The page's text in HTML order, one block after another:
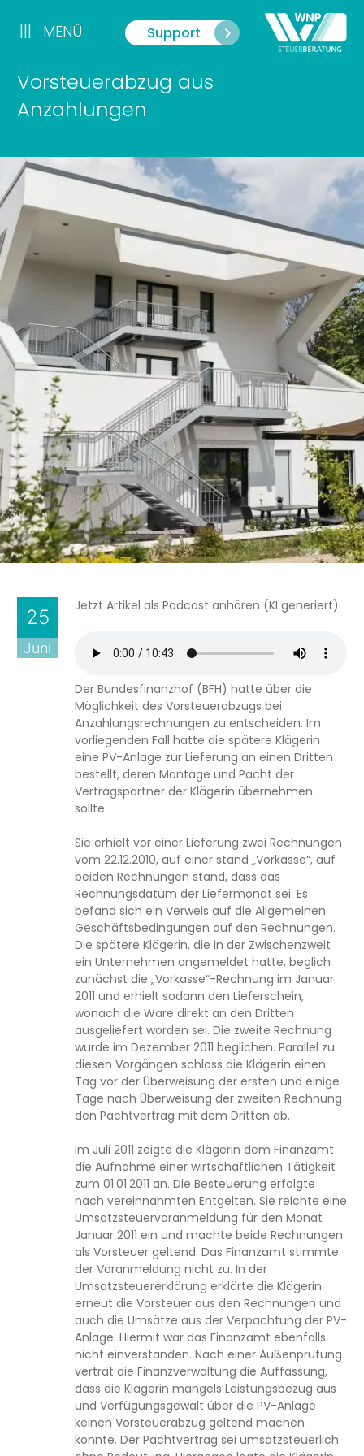
Inhalt
springen
Support
||| MENÜ
Vorsteuerabzug aus
Anzahlungen
25
Juni
Jetzt Artikel als Podcast anhören (KI generiert):
Der Bundesfinanzhof (BFH) hatte über die
Möglichkeit des Vorsteuerabzugs bei
Anzahlungsrechnungen zu entscheiden. Im
vorliegenden Fall hatte die spätere Klägerin
eine PV-Anlage zur Lieferung an einen Dritten
bestellt, deren Montage und Pacht der
Vertragspartner der Klägerin übernehmen
sollte.
Sie erhielt vor einer Lieferung zwei Rechnungen
vom 22.12.2010, auf einer stand „Vorkasse“, auf
beiden Rechnungen stand, dass das
Rechnungsdatum der Liefermonat sei. Es
befand sich ein Verweis auf die Allgemeinen
Geschäftsbedingungen auf den Rechnungen.
Die spätere Klägerin, die in der Zwischenzweit
ein Unternehmen angemeldet hatte, beglich
zunächst die „Vorkasse“-Rechnung im Januar
2011 und erhielt sodann den Lieferschein,
wonach die Ware direkt an den Dritten
ausgeliefert worden sei. Die zweite Rechnung
wurde im Dezember 2011 beglichen. Parallel zu
diesen Vorgängen schloss die Klägerin einen
Tag vor der Überweisung der ersten und einige
Tage nach Überweisung der zweiten Rechnung
den Pachtvertrag mit dem Dritten ab.
Im Juli 2011 zeigte die Klägerin dem Finanzamt
die Aufnahme einer wirtschaftlichen Tätigkeit
zum 01.01.2011 an. Die Besteuerung erfolgte
nach vereinnahmten Entgelten. Sie reichte eine
Umsatzsteuervoranmeldung für den Monat
Januar 2011 ein und machte beide Rechnungen
als Vorsteuer geltend. Das Finanzamt stimmte
der Voranmeldung nicht zu. In der
Umsatzsteuererklärung erklärte die Klägerin
erneut die Vorsteuer aus den Rechnungen und
auch die Umsätze aus der Verpachtung der PV-
Anlage. Hiermit war das Finanzamt ebenfalls
nicht einverstanden. Nach einer Außenprüfung
vertrat die Finanzverwaltung die Auffassung,
dass die Klägerin mangels Leistungsbezug aus
und Verfügungsgewalt über die PV-Anlage
keinen Vorsteuerabzug geltend machen
konnte. Der Pachtvertrag sei umsatzsteuerlich